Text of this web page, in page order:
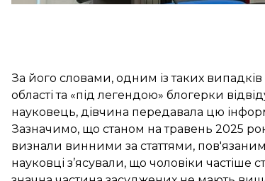
За його словами, одним із таких випадків
області та «під легендою» блогерки
науковець, дівчина передавала цю
Зазначимо, що станом на травень 2025
визнали винними за статтями,
науковці з’ясували, що чоловіки частіше